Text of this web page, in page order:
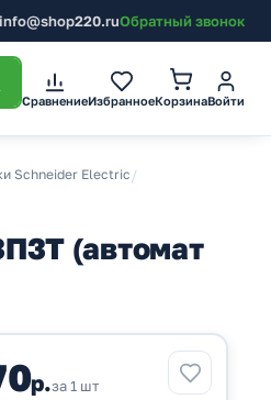
info@shop220.ruОбратный звонок
СравнениеИзбранноеКорзинаВойти
Schneider Electric/
(автомат
р.за 1 шт